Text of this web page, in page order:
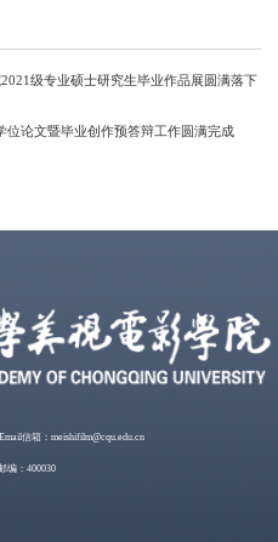
级专业硕士研究生毕业作品展圆满落下
位论文暨毕业创作预答辩工作圆满完成
Email信箱：meishifilm@cqu.edu.cn
编：400030